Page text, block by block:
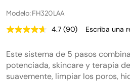
Modelo: FH320LAA
4.7 Lea
reseñas.
Enlace
en
la
misma
(90) Escriba una
Este sistema de 5 pasos
potenciada, skincare y terapia
suavemente, limpiar los poros,